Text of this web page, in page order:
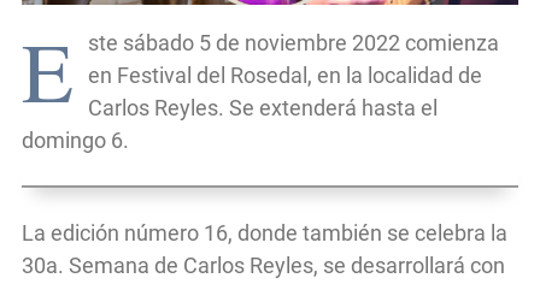
E
ste sábado 5 de noviembre 2022 comienza
en Festival del Rosedal, en la localidad de
Carlos Reyles. Se extenderá hasta el
domingo 6.
La edición número 16, donde también se celebra la
30a. Semana de Carlos Reyles, se desarrollará con